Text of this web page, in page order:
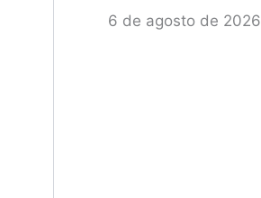
6 de agosto de 2026